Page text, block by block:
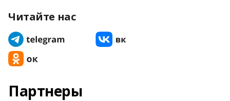
Читайте нас
Партнеры